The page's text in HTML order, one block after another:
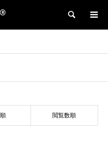
検索
閲覧数順